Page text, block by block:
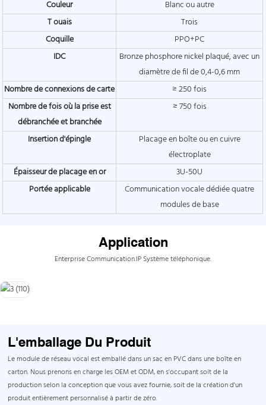
Couleur
Blanc ou autre
Touais
Trois
Coquille
PPO+PC
IDC
Bronze phosphore nickel plaqué, avec un
diamètre de fil de 0,4-0,6 mm
Nombre de connexions de carte
≥ 250 fois
Nombre de fois où la prise est
débranchée et branchée
≥ 750 fois
Insertion d'épingle
Placage en boîte ou en cuivre
électroplate
Épaisseur de placage en or
3U-50U
Portée applicable
Communication vocale dédiée quatre
modules de base
Application
Enterprise Communication.IP Système téléphonique.
L'emballage Du Produit
Le module de réseau vocal est emballé dans un sac en PVC dans une boîte en
carton. Nous prenons en charge les OEM et ODM, en s'occupant soit de la
production selon la conception que vous avez fournie, soit de la création d'un
produit entièrement personnalisé à partir de zéro.